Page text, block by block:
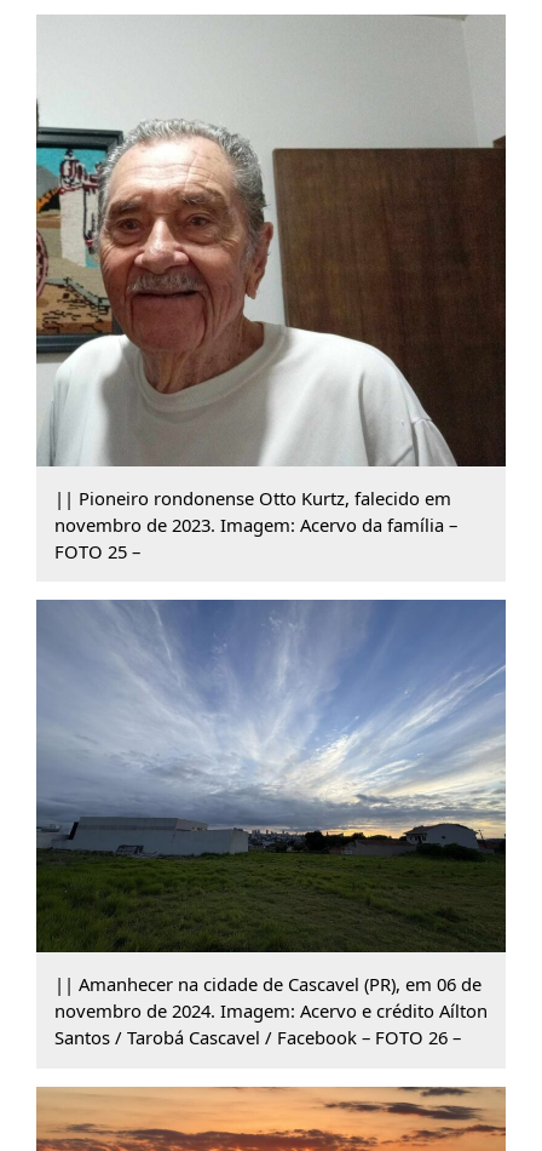
|| Pioneiro rondonense Otto Kurtz, falecido em
novembro de 2023. Imagem: Acervo da família –
FOTO 25 –
|| Amanhecer na cidade de Cascavel (PR), em 06 de
novembro de 2024. Imagem: Acervo e crédito Aílton
Santos / Tarobá Cascavel / Facebook – FOTO 26 –